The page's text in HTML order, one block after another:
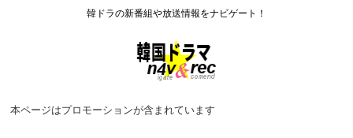
韓ドラの新番組や放送情報をナビゲート！
本ページはプロモーションが含まれています